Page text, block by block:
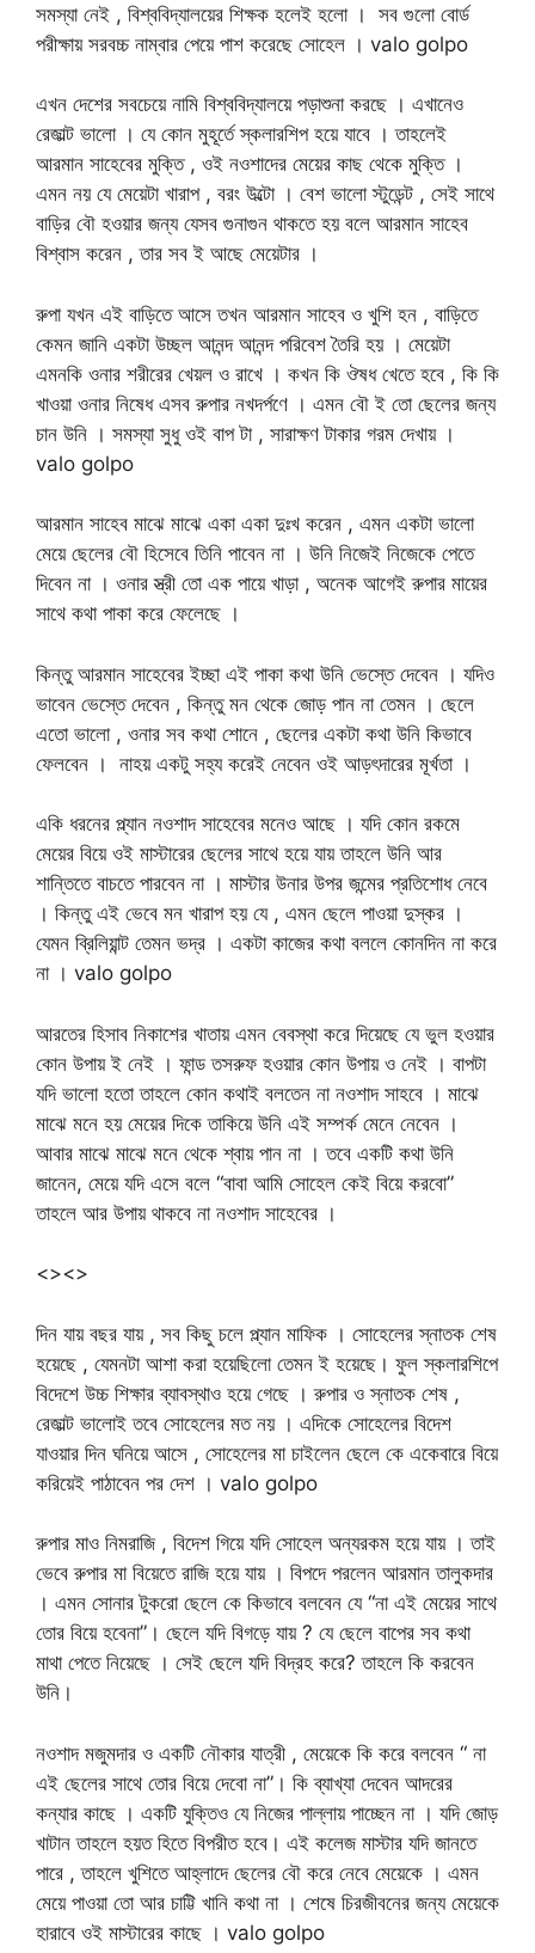
সমস্যা নেই , বিশ্ববিদ্যালয়ের শিক্ষক হলেই হলো । সব গুলো বোর্ড
পরীক্ষায় সরবচ্চ নাম্বার পেয়ে পাশ করেছে সোহেল । valo golpo
এখন দেশের সবচেয়ে নামি বিশ্ববিদ্যালয়ে পড়াশুনা করছে । এখানেও
রেজাল্ট ভালো । যে কোন মুহূর্তে স্কলারশিপ হয়ে যাবে । তাহলেই
আরমান সাহেবের মুক্তি , ওই নওশাদের মেয়ের কাছ থেকে মুক্তি ।
এমন নয় যে মেয়েটা খারাপ , বরং উল্টো । বেশ ভালো স্টুডেন্ট , সেই সাথে
বাড়ির বৌ হওয়ার জন্য যেসব গুনাগুন থাকতে হয় বলে আরমান সাহেব
বিশ্বাস করেন , তার সব ই আছে মেয়েটার ।
রুপা যখন এই বাড়িতে আসে তখন আরমান সাহেব ও খুশি হন , বাড়িতে
কেমন জানি একটা উচ্ছল আনন্দ আনন্দ পরিবেশ তৈরি হয় । মেয়েটা
এমনকি ওনার শরীরের খেয়ল ও রাখে । কখন কি ঔষধ খেতে হবে , কি কি
খাওয়া ওনার নিষেধ এসব রুপার নখদর্পণে । এমন বৌ ই তো ছেলের জন্য
চান উনি । সমস্যা সুধু ওই বাপ টা , সারাক্ষণ টাকার গরম দেখায় ।
valo golpo
আরমান সাহেব মাঝে মাঝে একা একা দুঃখ করেন , এমন একটা ভালো
মেয়ে ছেলের বৌ হিসেবে তিনি পাবেন না । উনি নিজেই নিজেকে পেতে
দিবেন না । ওনার স্ত্রী তো এক পায়ে খাড়া , অনেক আগেই রুপার মায়ের
সাথে কথা পাকা করে ফেলেছে ।
কিন্তু আরমান সাহেবের ইচ্ছা এই পাকা কথা উনি ভেস্তে দেবেন । যদিও
ভাবেন ভেস্তে দেবেন , কিন্তু মন থেকে জোড় পান না তেমন । ছেলে
এতো ভালো , ওনার সব কথা শোনে , ছেলের একটা কথা উনি কিভাবে
ফেলবেন । নাহয় একটু সহ্য করেই নেবেন ওই আড়ৎদারের মূর্খতা ।
একি ধরনের প্ল্যান নওশাদ সাহেবের মনেও আছে । যদি কোন রকমে
মেয়ের বিয়ে ওই মাস্টারের ছেলের সাথে হয়ে যায় তাহলে উনি আর
শান্তিতে বাচতে পারবেন না । মাস্টার উনার উপর জন্মের প্রতিশোধ নেবে
। কিন্তু এই ভেবে মন খারাপ হয় যে , এমন ছেলে পাওয়া দুস্কর ।
যেমন ব্রিলিয়ান্ট তেমন ভদ্র । একটা কাজের কথা বললে কোনদিন না করে
না । valo golpo
আরতের হিসাব নিকাশের খাতায় এমন বেবস্থা করে দিয়েছে যে ভুল হওয়ার
কোন উপায় ই নেই । ফান্ড তসরুফ হওয়ার কোন উপায় ও নেই । বাপটা
যদি ভালো হতো তাহলে কোন কথাই বলতেন না নওশাদ সাহবে । মাঝে
মাঝে মনে হয় মেয়ের দিকে তাকিয়ে উনি এই সম্পর্ক মেনে নেবেন ।
আবার মাঝে মাঝে মনে থেকে শ্বায় পান না । তবে একটি কথা উনি
জানেন, মেয়ে যদি এসে বলে “বাবা আমি সোহেল কেই বিয়ে করবো”
তাহলে আর উপায় থাকবে না নওশাদ সাহেবের ।
<><>
দিন যায় বছর যায় , সব কিছু চলে প্ল্যান মাফিক । সোহেলের স্নাতক শেষ
হয়েছে , যেমনটা আশা করা হয়েছিলো তেমন ই হয়েছে। ফুল স্কলারশিপে
বিদেশে উচ্চ শিক্ষার ব্যাবস্থাও হয়ে গেছে । রুপার ও স্নাতক শেষ ,
রেজাল্ট ভালোই তবে সোহেলের মত নয় । এদিকে সোহেলের বিদেশ
যাওয়ার দিন ঘনিয়ে আসে , সোহেলের মা চাইলেন ছেলে কে একেবারে বিয়ে
করিয়েই পাঠাবেন পর দেশ । valo golpo
রুপার মাও নিমরাজি , বিদেশ গিয়ে যদি সোহেল অন্যরকম হয়ে যায় । তাই
ভেবে রুপার মা বিয়েতে রাজি হয়ে যায় । বিপদে পরলেন আরমান তালুকদার
। এমন সোনার টুকরো ছেলে কে কিভাবে বলবেন যে “না এই মেয়ের সাথে
তোর বিয়ে হবেনা”। ছেলে যদি বিগড়ে যায় ? যে ছেলে বাপের সব কথা
মাথা পেতে নিয়েছে । সেই ছেলে যদি বিদ্রহ করে? তাহলে কি করবেন
উনি।
নওশাদ মজুমদার ও একটি নৌকার যাত্রী , মেয়েকে কি করে বলবেন “ না
এই ছেলের সাথে তোর বিয়ে দেবো না”। কি ব্যাখ্যা দেবেন আদরের
কন্যার কাছে । একটি যুক্তিও যে নিজের পাল্লায় পাচ্ছেন না । যদি জোড়
খাটান তাহলে হয়ত হিতে বিপরীত হবে। এই কলেজ মাস্টার যদি জানতে
পারে , তাহলে খুশিতে আহ্লাদে ছেলের বৌ করে নেবে মেয়েকে । এমন
মেয়ে পাওয়া তো আর চাট্টি খানি কথা না । শেষে চিরজীবনের জন্য মেয়েকে
হারাবে ওই মাস্টারের কাছে । valo golpo